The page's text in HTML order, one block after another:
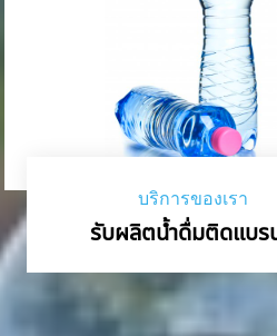
บริการของเรา
รับผลิตน้ำดื่มติดแบร